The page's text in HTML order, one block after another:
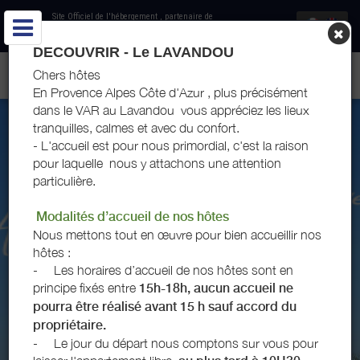
Site Officiel de l'hébergement , partenaire de
LOCATION LE PONANT - LES HAUTS DU PORT - LE LAVANDOU
DECOUVRIR - Le LAVANDOU
Chers hôtes
En Provence Alpes Côte d'Azur , plus précisément
dans le VAR au Lavandou vous appréciez les lieux
tranquilles, calmes et avec du confort.
- L'accueil est pour nous primordial, c'est la raison
pour laquelle nous y attachons une attention
particulière.
Modalités d’accueil de nos hôtes
Nous mettons tout en œuvre pour bien accueillir nos
hôtes :
-
Les horaires d’accueil de nos hôtes sont en
principe fixés entre 15h-18h, aucun accueil ne
pourra être réalisé avant 15 h sauf accord du
propriétaire.
-
Le jour du départ nous comptons sur vous pour
LOCATION LE PONANT - LES HAUTS DU PORT - LE